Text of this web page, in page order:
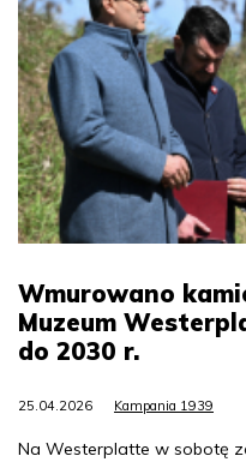
Wmurowano
Muzeum
do 2030 r.
25.04.2026 Kampania 1939
Na Westerplatte w sobotę